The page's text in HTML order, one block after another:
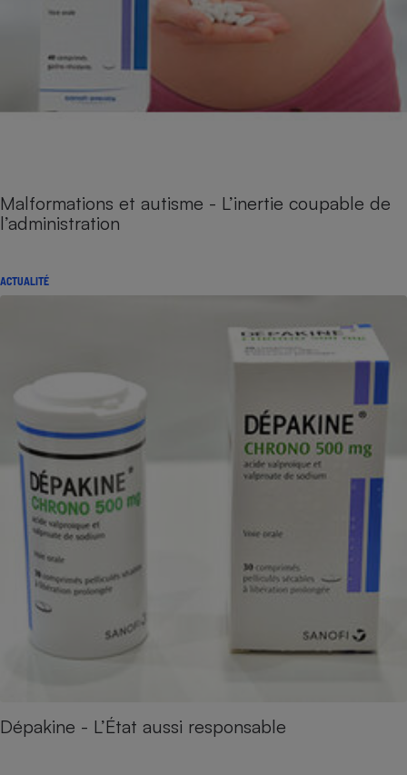
Malformations et autisme - L’inertie coupable de
l’administration
ACTUALITÉ
Dépakine - L’État aussi responsable